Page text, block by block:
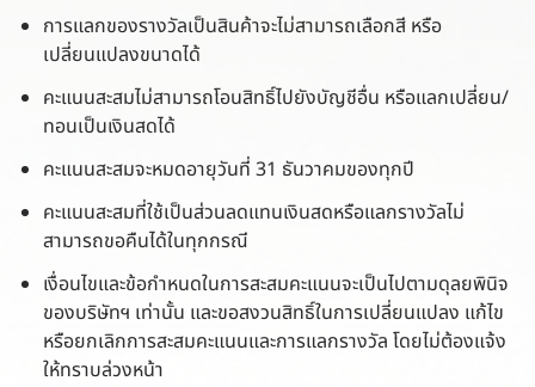
การแลกของรางวัลเป็นสินค้าจะไม่สามารถเลือกสี หรือ
เปลี่ยนแปลงขนาดได้
คะแนนสะสมไม่สามารถโอนสิทธิ์ไปยังบัญชีอื่น หรือแลกเปลี่ยน/
ทอนเป็นเงินสดได้
คะแนนสะสมจะหมดอายุวันที่ 31 ธันวาคมของทุกปี
คะแนนสะสมที่ใช้เป็นส่วนลดแทนเงินสดหรือแลกรางวัลไม่
สามารถขอคืนได้ในทุกกรณี
เงื่อนไขและข้อกำหนดในการสะสมคะแนนจะเป็นไปตามดุลยพินิจ
ของบริษัทฯ เท่านั้น และขอสงวนสิทธิ์ในการเปลี่ยนแปลง แก้ไข
หรือยกเลิกการสะสมคะแนนและการแลกรางวัล โดยไม่ต้องแจ้ง
ให้ทราบล่วงหน้า